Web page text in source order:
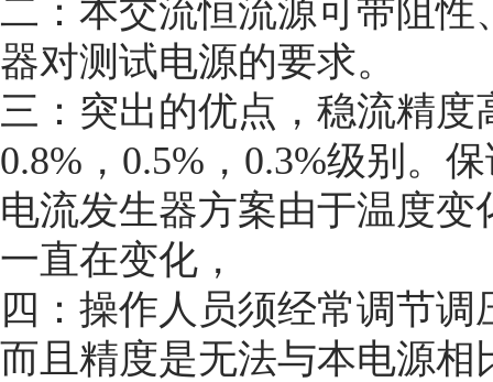
二：本交流恒流源可带阻
器对测试电源的要求。
三：突出的优点，稳流精
0.8%，0.5%，0.3%级别。
电流发生器方案由于温度
一直在变化，
四：操作人员须经常调节
而且精度是无法与本电源